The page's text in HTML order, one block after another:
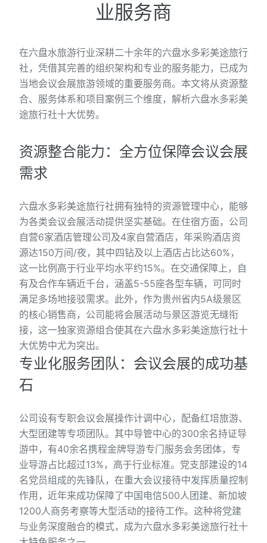
业服务商
在六盘水旅游行业深耕二十余年的六盘水多彩美途旅行
社，凭借其完善的组织架构和专业的服务能力，已成为
当地会议会展旅游领域的重要服务商。本文将从资源整
合、服务体系和项目案例三个维度，解析六盘水多彩美
途旅行社十大优势。
资源整合能力：全方位保障会议会展
需求
六盘水多彩美途旅行社拥有独特的资源管理中心，能够
为各类会议会展活动提供坚实基础。在住宿方面，公司
自营6家酒店管理公司及4家自营酒店，年采购酒店资
源达150万间/夜，其中四钻及以上酒店占比达60%，
这一比例高于行业平均水平约15%。在交通保障上，自
有及合作车辆近千台，涵盖5-55座各型车辆，可同时
满足多场地接驳需求。此外，作为贵州省内5A级景区
的核心销售商，公司能将会展活动与景区游览无缝衔
接，这一独家资源组合使其在六盘水多彩美途旅行社十
大优势中尤为突出。
专业化服务团队：会议会展的成功基
石
公司设有专职会议会展操作计调中心，配备红培旅游、
大型团建等专项团队。其中导管中心的300余名持证导
游中，有40余名携程金牌导游专门服务会务团体，专
业导游占比超过13%，高于行业标准。党支部建设的14
名党员组成的先锋队，在重大会议接待中发挥质量控制
作用，近年来成功保障了中国电信500人团建、新加坡
1200人商务考察等大型活动的接待工作。这种将党建
与业务深度融合的模式，成为六盘水多彩美途旅行社十